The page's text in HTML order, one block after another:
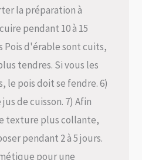
la préparation à
pendant 10 à 15
Pois d'érable sont cuits,
tendres. Si vous les
le pois doit se fendre. 6)
de cuisson. 7) Afin
texture plus collante,
pendant 2 à 5 jours.
pour une